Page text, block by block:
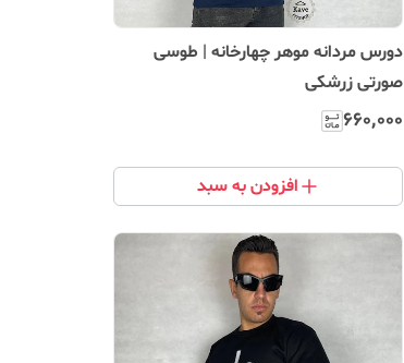
دورس مردانه موهر چهارخانه | طوسی
صورتی زرشکی
۶۶۰٬۰۰۰
افزودن به سبد